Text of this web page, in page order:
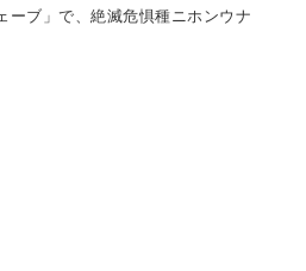
ーブ」で、絶滅危惧種ニホンウナ